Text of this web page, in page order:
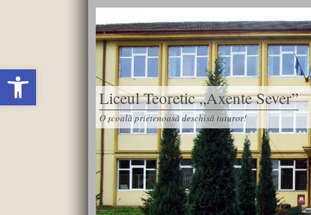
Deschide bara de unelte
Liceul Teoretic „Axente Sever”
O școală prietenoasă deschisă tuturor!